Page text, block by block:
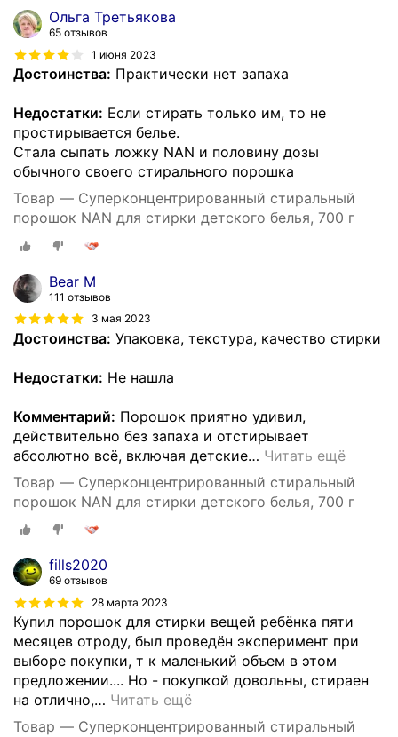
Ольга Третьякова
65 отзывов
1 июня 2023
Достоинства: Практически нет запаха
Недостатки: Если стирать только им, то не
простирывается белье.
Стала сыпать ложку NAN и половину дозы
обычного своего стирального порошка
Товар — Суперконцентрированный стиральный
порошок NAN для стирки детского белья, 700 г
Bear M
111 отзывов
3 мая 2023
Достоинства: Упаковка, текстура, качество стирки
Недостатки: Не нашла
Комментарий: Порошок приятно удивил,
действительно без запаха и отстирывает
абсолютно всё, включая детские… Читать ещё
Товар — Суперконцентрированный стиральный
порошок NAN для стирки детского белья, 700 г
fills2020
69 отзывов
28 марта 2023
Купил порошок для стирки вещей ребёнка пяти
месяцев отроду, был проведён эксперимент при
выборе покупки, т к маленький объем в этом
предложении.... Но - покупкой довольны, стираен
на отлично,… Читать ещё
Товар — Суперконцентрированный стиральный